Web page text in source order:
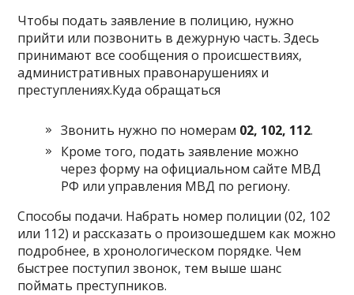
Чтобы подать заявление в полицию, нужно
прийти или позвонить в дежурную часть. Здесь
принимают все сообщения о происшествиях,
административных правонарушениях и
преступлениях.Куда обращаться
Звонить нужно по номерам 02, 102, 112.
Кроме того, подать заявление можно
через форму на официальном сайте МВД
РФ или управления МВД по региону.
Способы подачи. Набрать номер полиции (02, 102
или 112) и рассказать о произошедшем как можно
подробнее, в хронологическом порядке. Чем
быстрее поступил звонок, тем выше шанс
поймать преступников.